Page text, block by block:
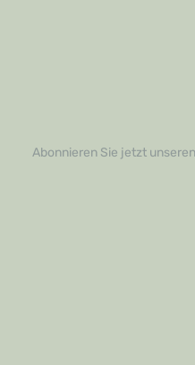
Abonnieren Sie jetzt